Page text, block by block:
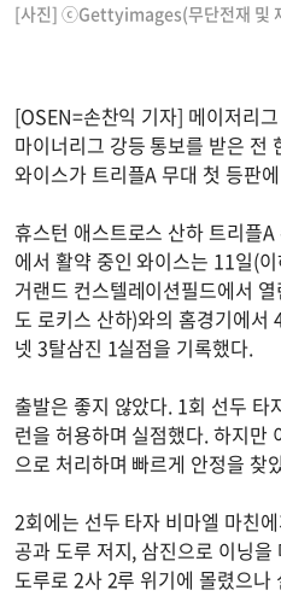
[사진] ⓒGettyimages(무단전재 및
[OSEN=손찬익 기자] 메이저리
마이너리그 강등 통보를 받은 전
와이스가 트리플A 무대 첫 등판
휴스턴 애스트로스 산하 트리플
에서 활약 중인 와이스는 11일(
거랜드 컨스텔레이션필드에서
도 로키스 산하)와의 홈경기에
넷 3탈삼진 1실점을 기록했다.
출발은 좋지 않았다. 1회 선두 타
런을 허용하며 실점했다. 하지만
으로 처리하며 빠르게 안정을 찾
2회에는 선두 타자 비마엘 마친
공과 도루 저지, 삼진으로 이닝
도루로 2사 2루 위기에 몰렸으나